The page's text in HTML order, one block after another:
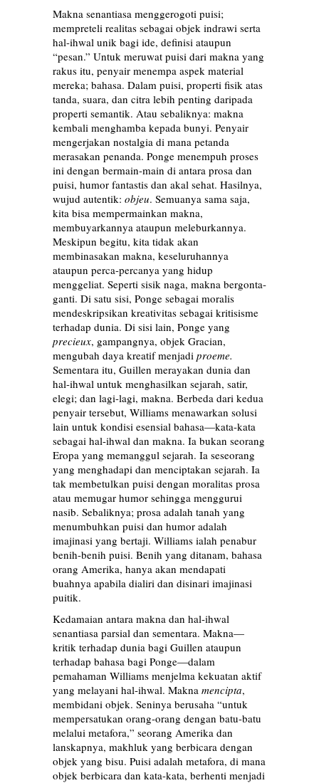
Makna senantiasa menggerogoti puisi;
mempreteli realitas sebagai objek indrawi serta
hal-ihwal unik bagi ide, definisi ataupun
“pesan.” Untuk meruwat puisi dari makna yang
rakus itu, penyair menempa aspek material
mereka; bahasa. Dalam puisi, properti fisik atas
tanda, suara, dan citra lebih penting daripada
properti semantik. Atau sebaliknya: makna
kembali menghamba kepada bunyi. Penyair
mengerjakan nostalgia di mana petanda
merasakan penanda. Ponge menempuh proses
ini dengan bermain-main di antara prosa dan
puisi, humor fantastis dan akal sehat. Hasilnya,
wujud autentik: objeu. Semuanya sama saja,
kita bisa mempermainkan makna,
membuyarkannya ataupun meleburkannya.
Meskipun begitu, kita tidak akan
membinasakan makna, keseluruhannya
ataupun perca-percanya yang hidup
menggeliat. Seperti sisik naga, makna bergonta-
ganti. Di satu sisi, Ponge sebagai moralis
mendeskripsikan kreativitas sebagai kritisisme
terhadap dunia. Di sisi lain, Ponge yang
precieux, gampangnya, objek Gracian,
mengubah daya kreatif menjadi proeme.
Sementara itu, Guillen merayakan dunia dan
hal-ihwal untuk menghasilkan sejarah, satir,
elegi; dan lagi-lagi, makna. Berbeda dari kedua
penyair tersebut, Williams menawarkan solusi
lain untuk kondisi esensial bahasa—kata-kata
sebagai hal-ihwal dan makna. Ia bukan seorang
Eropa yang memanggul sejarah. Ia seseorang
yang menghadapi dan menciptakan sejarah. Ia
tak membetulkan puisi dengan moralitas prosa
atau memugar humor sehingga menggurui
nasib. Sebaliknya; prosa adalah tanah yang
menumbuhkan puisi dan humor adalah
imajinasi yang bertaji. Williams ialah penabur
benih-benih puisi. Benih yang ditanam, bahasa
orang Amerika, hanya akan mendapati
buahnya apabila dialiri dan disinari imajinasi
puitik.
Kedamaian antara makna dan hal-ihwal
senantiasa parsial dan sementara. Makna—
kritik terhadap dunia bagi Guillen ataupun
terhadap bahasa bagi Ponge—dalam
pemahaman Williams menjelma kekuatan aktif
yang melayani hal-ihwal. Makna mencipta,
membidani objek. Seninya berusaha “untuk
mempersatukan orang-orang dengan batu-batu
melalui metafora,” seorang Amerika dan
lanskapnya, makhluk yang berbicara dengan
objek yang bisu. Puisi adalah metafora, di mana
objek berbicara dan kata-kata, berhenti menjadi